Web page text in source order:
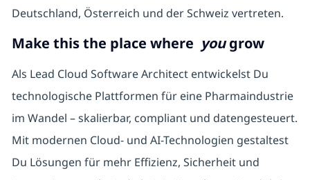
Deutschland, Österreich und der Schweiz vertreten.
Make this the place where yougrow
Als Lead Cloud Software Architect entwickelst Du
technologische Plattformen für eine Pharmaindustrie
im Wandel – skalierbar, compliant und datengesteuert.
Mit modernen Cloud- und AI-Technologien gestaltest
Du Lösungen für mehr Effizienz, Sicherheit und